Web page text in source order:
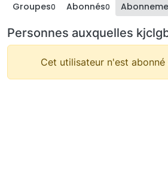
Groupes0 Abonnés0
Personnes auxquelles
Cet utilisateur n'est abonné